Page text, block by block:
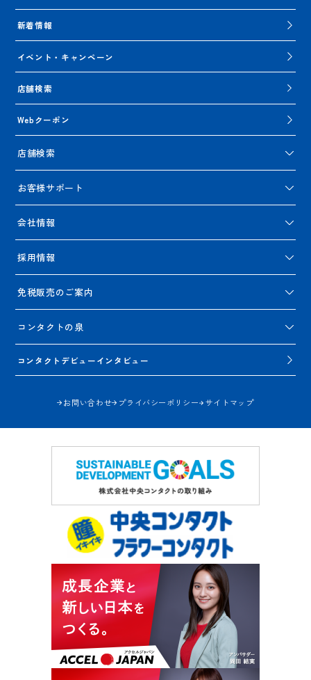
新着情報
イベント・キャンペーン
店舗検索
Webクーポン
店舗検索
お客様サポート
会社情報
採用情報
免税販売のご案内
コンタクトの泉
コンタクトデビューインタビュー
お問い合わせ プライバシーポリシー サイトマップ